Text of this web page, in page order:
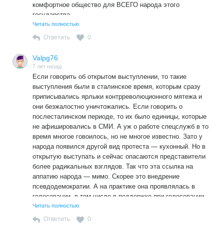
комфортное общество для ВСЕГО народа этого
государства.
«Дворяне» же, которых Вы почему-то выделили,
являются представителями господствующего
имеются классы — антагонисты, все ветви власти служат
господствующему , то-есть — эксплуататорскому
классу.Вот и весь секрет.
Читать полностью
Ответить 0
Valpg76
7 лет назад
Если говорить об открытом выступлении, то такие
выступления были в сталинское время, которым сразу
приписывались ярлыки контрреволюционного мятежа и
они безжалостно уничтожались. Если говорить о
послесталинском периоде, то их было единицы, которые
не афишировались в СМИ. А уж о работе спецслужб в то
время многое говоилось, но не многое известно. Зато у
народа появился другой вид протеста — кухонный. Но в
открытую выступать и сейчас опасаются представители
более радикальных взглядов. Так что эта ссылка на
аппатию народа — мимо. Скорее это внедрение
псевдодемократии. А на практике она проявлялась в
голосовании, в том числе в поддержке при голосовании.
Правда надо сказать, что даже такой протест было
выявить тяжело, так как на выборах голосование
Читать полностью
Ответить 0